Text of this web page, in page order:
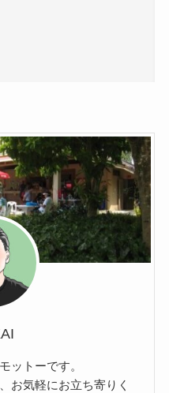
ットーです。
お気軽にお立ち寄りく